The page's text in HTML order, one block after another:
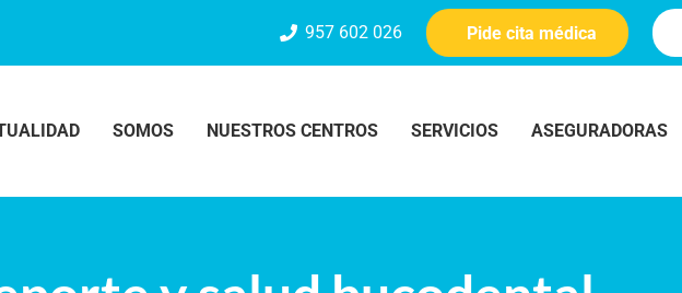
957 602 026 Pide cita médica
SOMOS NUESTROS CENTROS SERVICIOS ASEGURADORAS